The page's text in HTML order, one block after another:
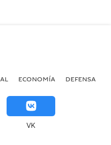
ECONOMÍA DEFENSA
VK